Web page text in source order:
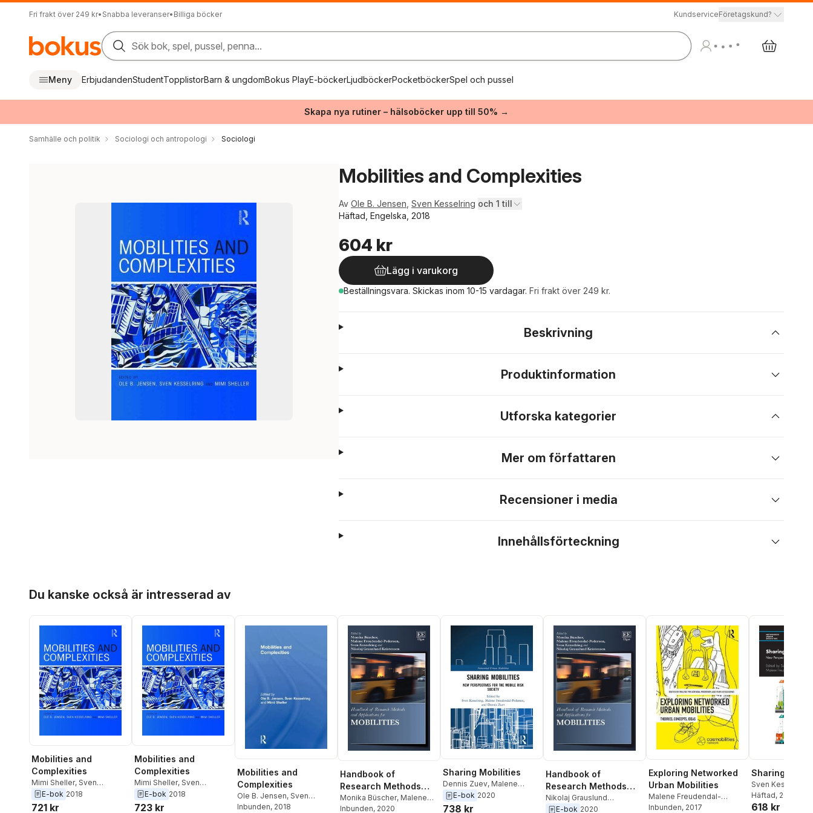
Fri frakt över 249 kr• Snabba leveranser• Billiga böcker KundserviceFöretagskund?
Sök bok, spel, pussel, penna...
Meny ErbjudandenStudentTopplistorBarn & ungdomBokus PlayE-böckerLjudböckerPocketböckerSpel och pussel
Skapa nya rutiner – hälsoböcker upp till 50% →
Samhälle och politik Sociologi och antropologi Sociologi
Mobilities and Complexities
Av Ole B. Jensen Sven Kesselring och 1 till
Häftad, Engelska, 2018
604 kr
Lägg i varukorg
Beställningsvara. Skickas inom 10-15 vardagar. Fri frakt över 249 kr.
Beskrivning
Produktinformation
Utforska kategorier
Mer om författaren
Recensioner i media
Innehållsförteckning
Du kanske också är intresserad av
Mobilities and
Complexities
Mimi Sheller, Sven
Kesselring,Ole B. Jensen
E-bok 2018
721 kr
Mobilities and
Complexities
Mimi Sheller, Sven
Kesselring,Ole B. Jensen
E-bok 2018
723 kr
Mobilities and
Complexities
Ole B. Jensen, Sven
Kesselring,Mimi Sheller
Inbunden, 2018
Handbook of
Research Methods
and Applications for
Mobilities
Monika Büscher, Malene
Freudendal-Pedersen
Inbunden, 2020
Sharing Mobilities
Dennis Zuev, Malene
Freudendal-Pedersen
Sven Kesselring
E-bok 2020
738 kr
Handbook of
Research Methods
and Applications for
Mobilities
Nikolaj Grauslund
Kristensen,Sven
E-bok 2020
Exploring Networked
Urban Mobilities
Malene Freudendal-
Pedersen ,Sven Kesselring
Inbunden, 2017
Sharing
Sven Kesselring
Freudendal-
Dennis Zuev
Häftad, 2023
618 kr